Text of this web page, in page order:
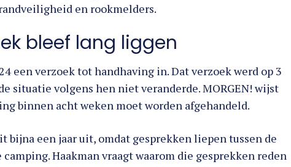
en rookmelders.
bleef lang liggen
een verzoek tot handhaving in. Dat verzoek werd op 3
situatie volgens hen niet veranderde. MORGEN! wijst
binnen acht weken moet worden afgehandeld.
bijna een jaar uit, omdat gesprekken liepen tussen de
Haakman vraagt waarom die gesprekken reden